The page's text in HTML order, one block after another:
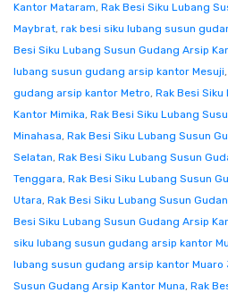
Kantor Mataram, Rak Besi Siku Lubang
Maybrat, rak besi siku lubang susun
Besi Siku Lubang Susun Gudang Arsip
lubang susun gudang arsip kantor Mesuji,
gudang arsip kantor Metro, Rak Besi
Kantor Mimika, Rak Besi Siku Lubang
Minahasa, Rak Besi Siku Lubang Susun
Selatan, Rak Besi Siku Lubang Susun
Tenggara, Rak Besi Siku Lubang Susun
Utara, Rak Besi Siku Lubang Susun
Besi Siku Lubang Susun Gudang Arsip
siku lubang susun gudang arsip kantor
lubang susun gudang arsip kantor Muaro
Susun Gudang Arsip Kantor Muna, Rak